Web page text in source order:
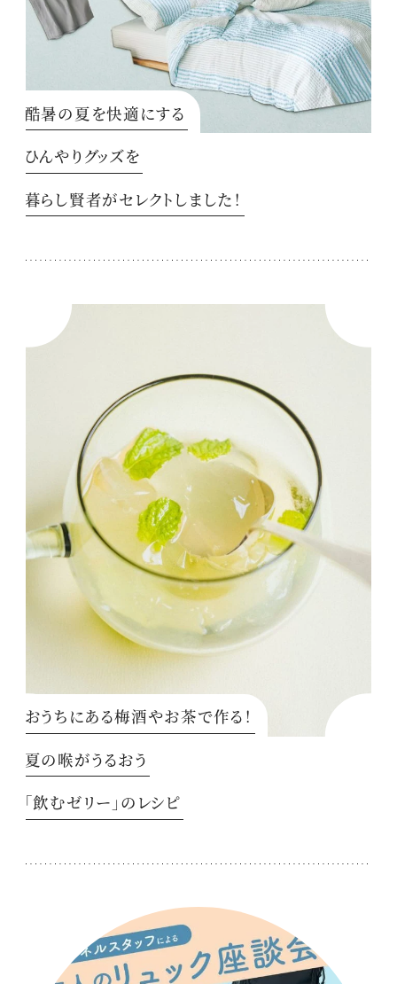
酷暑の夏を快適にする
ひんやりグッズを
暮らし賢者がセレクトしました！
おうちにある梅酒やお茶で作る！
夏の喉がうるおう
「飲むゼリー」のレシピ